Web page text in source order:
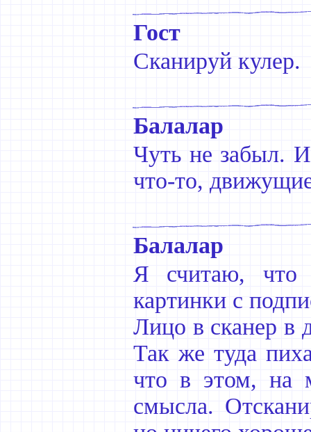
Гост
Сканируй кулер.
Балалар
Чуть не забыл.
что-то,
Балалар
Я считаю, что
картинки с
Лицо в сканер в
Так же туда
что в этом, на
смысла.